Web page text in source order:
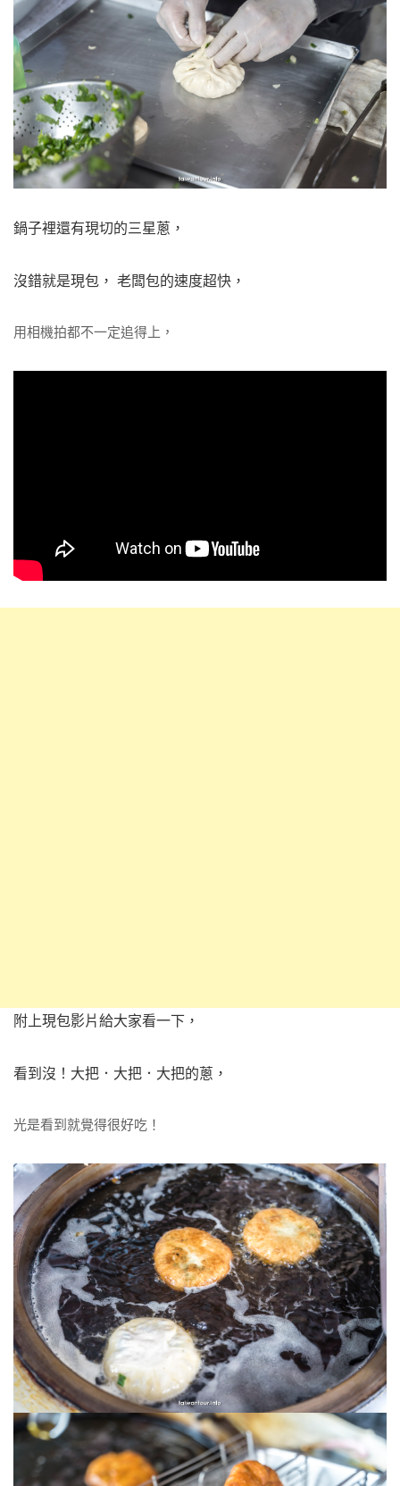
鍋子裡還有現切的三星蔥，
沒錯就是現包， 老闆包的速度超快，
用相機拍都不一定追得上，
附上現包影片給大家看一下，
看到沒！大把．大把．大把的蔥，
光是看到就覺得很好吃！